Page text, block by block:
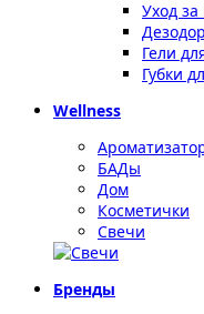
Уход
Гели
Губки
Wellness
БАДы
Дом
Косметички
Свечи
Бренды